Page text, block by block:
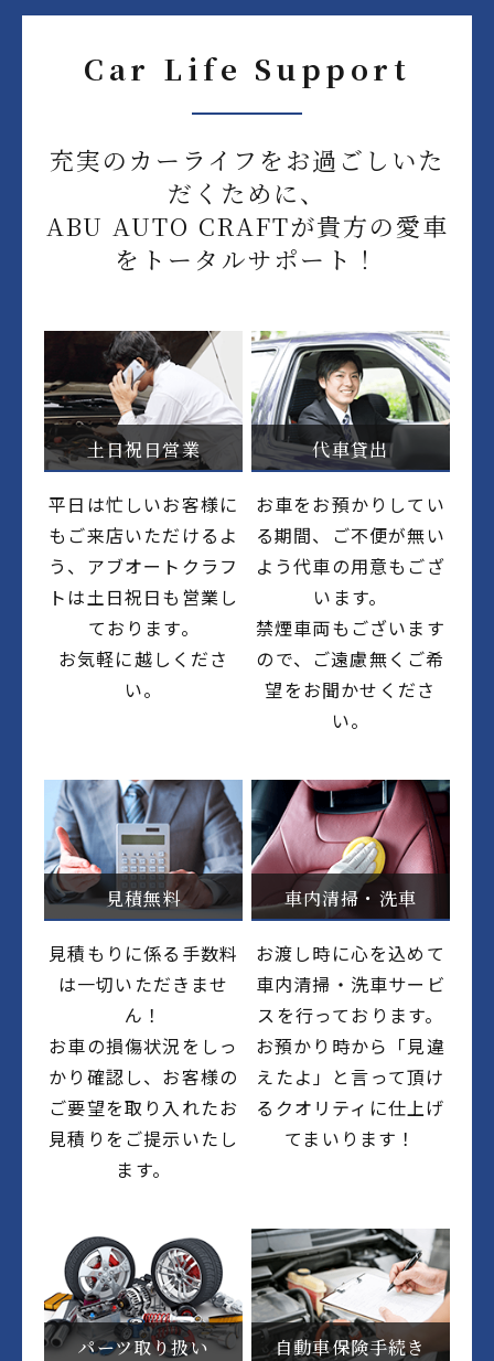
Car Life Support
充実のカーライフをお過ごしいた
だくために、
ABU AUTO CRAFTが貴方の愛車
をトータルサポート！
土日祝日営業
平日は忙しいお客様に
もご来店いただけるよ
う、アブオートクラフ
トは土日祝日も営業し
ております。
お気軽に越しくださ
い。
代車貸出
お車をお預かりしてい
る期間、ご不便が無い
よう代車の用意もござ
います。
禁煙車両もございます
ので、ご遠慮無くご希
望をお聞かせくださ
い。
見積無料
見積もりに係る手数料
は一切いただきませ
ん！
お車の損傷状況をしっ
かり確認し、お客様の
ご要望を取り入れたお
見積りをご提示いたし
ます。
車内清掃・洗車
お渡し時に心を込めて
車内清掃・洗車サービ
スを行っております。
お預かり時から「見違
えたよ」と言って頂け
るクオリティに仕上げ
てまいります！
パーツ取り扱い 自動車保険手続き